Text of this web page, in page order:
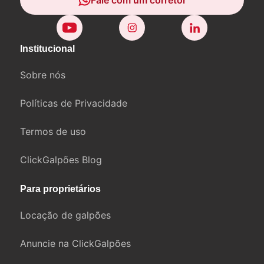
Institucional
Sobre nós
Políticas de Privacidade
Termos de uso
ClickGalpões Blog
Para proprietários
Locação de galpões
Anuncie na ClickGalpões